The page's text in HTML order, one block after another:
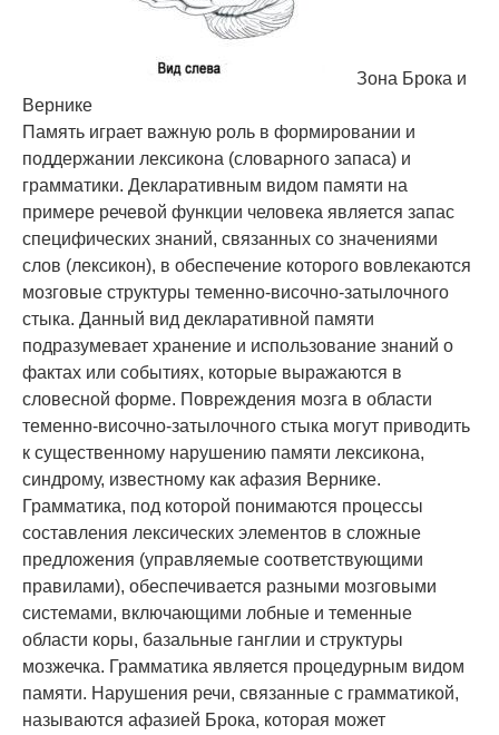
Зона Брока и
Вернике
Память играет важную роль в формировании и
поддержании лексикона (словарного запаса) и
грамматики. Декларативным видом памяти на
примере речевой функции человека является запас
специфических знаний, связанных со значениями
слов (лексикон), в обеспечение которого вовлекаются
мозговые структуры теменно-височно-затылочного
стыка. Данный вид декларативной памяти
подразумевает хранение и использование знаний о
фактах или событиях, которые выражаются в
словесной форме. Повреждения мозга в области
теменно-височно-затылочного стыка могут приводить
к существенному нарушению памяти лексикона,
синдрому, известному как афазия Вернике.
Грамматика, под которой понимаются процессы
составления лексических элементов в сложные
предложения (управляемые соответствующими
правилами), обеспечивается разными мозговыми
системами, включающими лобные и теменные
области коры, базальные ганглии и структуры
мозжечка. Грамматика является процедурным видом
памяти. Нарушения речи, связанные с грамматикой,
называются афазией Брока, которая может